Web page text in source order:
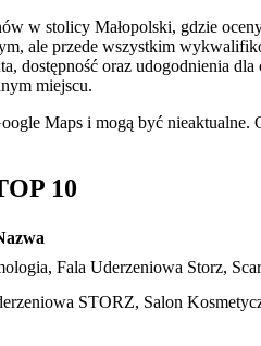
w stolicy Małopolski, gdzie
ale przede wszystkim
dostępność oraz udogodnienia
miejscu.
Maps i mogą być
10
Fala Uderzeniowa Storz,
STORZ, Salon